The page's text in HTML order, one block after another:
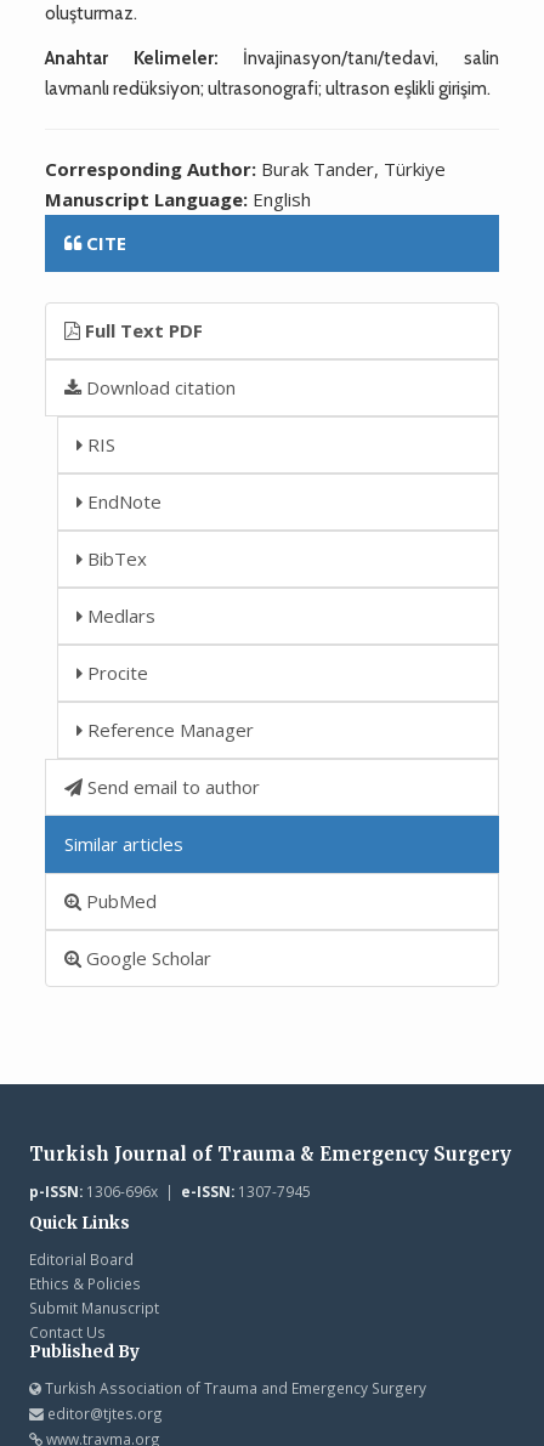
oluşturmaz.
Anahtar Kelimeler: İnvajinasyon/tanı/tedavi, salin
lavmanlı redüksiyon; ultrasonografi; ultrason eşlikli girişim.
Corresponding Author: Burak Tander, Türkiye
Manuscript Language: English
CITE
Full Text PDF
Download citation
RIS
EndNote
BibTex
Medlars
Procite
Reference Manager
Send email to author
Similar articles
PubMed
Google Scholar
Turkish Journal of Trauma & Emergency Surgery
p-ISSN:1306-696x | e-ISSN:1307-7945
Quick Links
Editorial Board
Ethics & Policies
Submit Manuscript
Contact Us
Published By
Turkish Association of Trauma and Emergency Surgery
editor@tjtes.org
www.travma.org